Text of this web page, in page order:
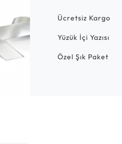
Ücretsiz Kargo
Yüzük İçi Yazısı
Özel Şık Paket